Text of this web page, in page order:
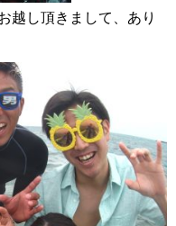
越し頂きまして、あり